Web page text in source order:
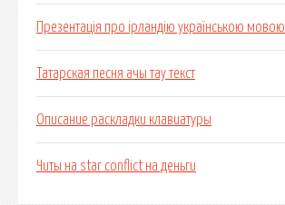
Презентація про ірландію українською мовою
Татарская песня ачы тау текст
Описание раскладки клавиатуры
Читы на star conflict на деньги